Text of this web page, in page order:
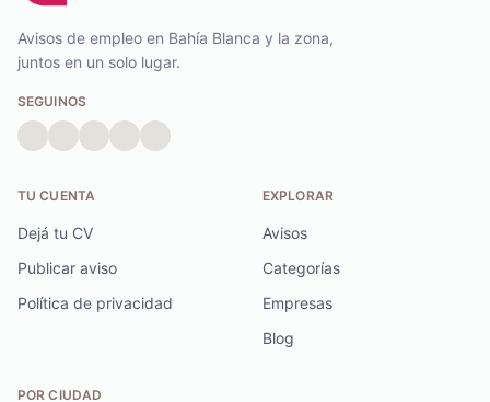
Avisos de empleo en Bahía Blanca y la zona,
juntos en un solo lugar.
SEGUINOS
TU CUENTA
Dejá tu CV
Publicar aviso
Política de privacidad
EXPLORAR
Avisos
Categorías
Empresas
Blog
POR CIUDAD